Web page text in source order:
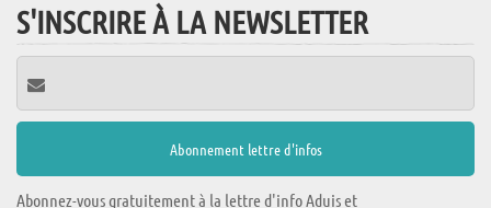
S'INSCRIRE À LA NEWSLETTER
Abonnez-vous gratuitement à la lettre d'info Aduis et